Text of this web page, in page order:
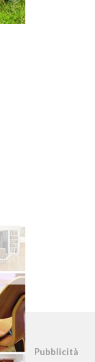
Pubblicità